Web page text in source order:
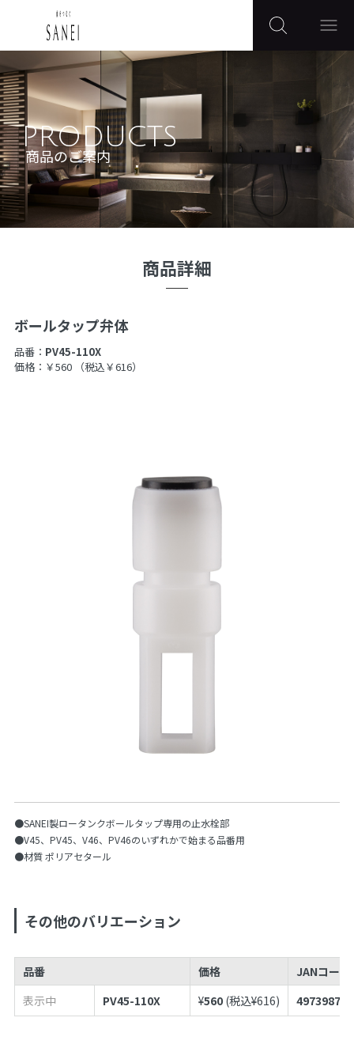
PRODUCTS
商品のご案内
商品詳細
ボールタップ弁体
品番： PV45-110X
価格：￥560
（税込￥616）
●SANEI製ロータンクボールタップ専用の止水栓部
●V45、PV45、V46、PV46のいずれかで始まる品番用
●材質 ポリアセタール
その他のバリエーション
品番 価格
JANコー
表示中
PV45-110X ¥560 (税込¥616)